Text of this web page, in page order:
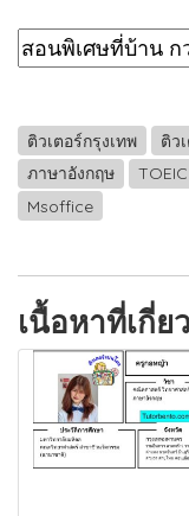
ติวเตอร์กรุงเทพ ติว
ภาษาอังกฤษ
TOEIC
Msoffice
เนื้อหาที่เกี่ย